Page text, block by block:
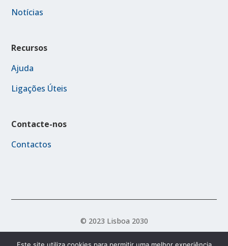
Notícias
Recursos
Ajuda
Ligações Úteis
Contacte-nos
Contactos
© 2023 Lisboa 2030